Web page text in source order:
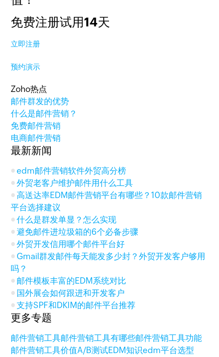
免费注册试用14天
立即注册
预约演示
Zoho热点
邮件群发的优势
什么是邮件营销？
免费邮件营销
电商邮件营销
最新新闻
edm邮件营销软件外贸高分榜
外贸老客户维护邮件用什么工具
高送达率EDM邮件营销平台有哪些？10款邮件营销
平台选择建议
什么是群发单显？怎么实现
避免邮件进垃圾箱的6个必备步骤
外贸开发信用哪个邮件平台好
Gmail群发邮件每天能发多少封？外贸开发客户够用
吗？
邮件模板丰富的EDM系统对比
国外展会如何跟进和开发客户
支持SPF和DKIM的邮件平台推荐
更多专题
邮件营销工具邮件营销工具有哪些邮件营销工具功能
邮件营销工具价值A/B测试EDM知识edm平台选型